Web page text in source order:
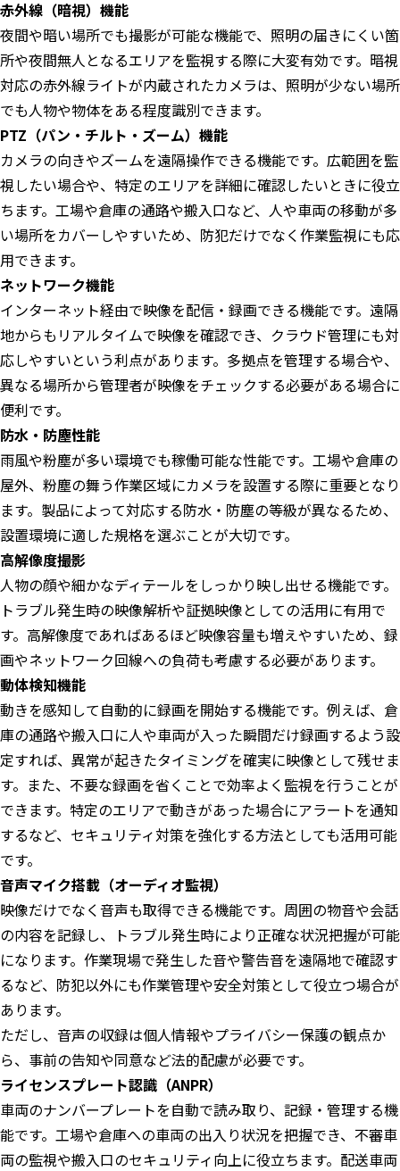
赤外線（暗視）機能
夜間や暗い場所でも撮影が可能な機能で、照明の届きにくい箇
所や夜間無人となるエリアを監視する際に大変有効です。暗視
対応の赤外線ライトが内蔵されたカメラは、照明が少ない場所
でも人物や物体をある程度識別できます。
PTZ（パン・チルト・ズーム）機能
カメラの向きやズームを遠隔操作できる機能です。広範囲を監
視したい場合や、特定のエリアを詳細に確認したいときに役立
ちます。工場や倉庫の通路や搬入口など、人や車両の移動が多
い場所をカバーしやすいため、防犯だけでなく作業監視にも応
用できます。
ネットワーク機能
インターネット経由で映像を配信・録画できる機能です。遠隔
地からもリアルタイムで映像を確認でき、クラウド管理にも対
応しやすいという利点があります。多拠点を管理する場合や、
異なる場所から管理者が映像をチェックする必要がある場合に
便利です。
防水・防塵性能
雨風や粉塵が多い環境でも稼働可能な性能です。工場や倉庫の
屋外、粉塵の舞う作業区域にカメラを設置する際に重要となり
ます。製品によって対応する防水・防塵の等級が異なるため、
設置環境に適した規格を選ぶことが大切です。
高解像度撮影
人物の顔や細かなディテールをしっかり映し出せる機能です。
トラブル発生時の映像解析や証拠映像としての活用に有用で
す。高解像度であればあるほど映像容量も増えやすいため、録
画やネットワーク回線への負荷も考慮する必要があります。
動体検知機能
動きを感知して自動的に録画を開始する機能です。例えば、倉
庫の通路や搬入口に人や車両が入った瞬間だけ録画するよう設
定すれば、異常が起きたタイミングを確実に映像として残せま
す。また、不要な録画を省くことで効率よく監視を行うことが
できます。特定のエリアで動きがあった場合にアラートを通知
するなど、セキュリティ対策を強化する方法としても活用可能
です。
音声マイク搭載（オーディオ監視）
映像だけでなく音声も取得できる機能です。周囲の物音や会話
の内容を記録し、トラブル発生時により正確な状況把握が可能
になります。作業現場で発生した音や警告音を遠隔地で確認す
るなど、防犯以外にも作業管理や安全対策として役立つ場合が
あります。
ただし、音声の収録は個人情報やプライバシー保護の観点か
ら、事前の告知や同意など法的配慮が必要です。
ライセンスプレート認識（ANPR）
車両のナンバープレートを自動で読み取り、記録・管理する機
能です。工場や倉庫への車両の出入り状況を把握でき、不審車
両の監視や搬入口のセキュリティ向上に役立ちます。配送車両